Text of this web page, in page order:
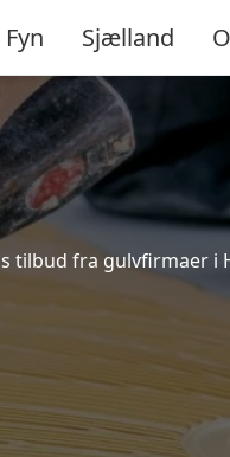
Fyn Sjælland
tilbud fra gulvfirmaer i